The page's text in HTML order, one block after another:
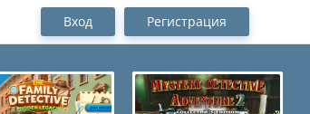
Вход Регистрация